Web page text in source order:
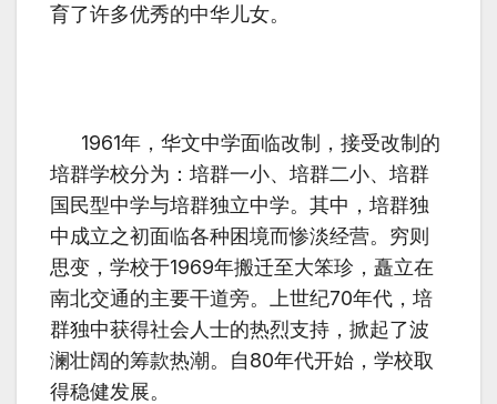
育了许多优秀的中华儿女。
1961年，华文中学面临改制，接受改制的
培群学校分为：培群一小、培群二小、培群
国民型中学与培群独立中学。其中，培群独
中成立之初面临各种困境而惨淡经营。穷则
思变，学校于1969年搬迁至大笨珍，矗立在
南北交通的主要干道旁。上世纪70年代，培
群独中获得社会人士的热烈支持，掀起了波
澜壮阔的筹款热潮。自80年代开始，学校取
得稳健发展。